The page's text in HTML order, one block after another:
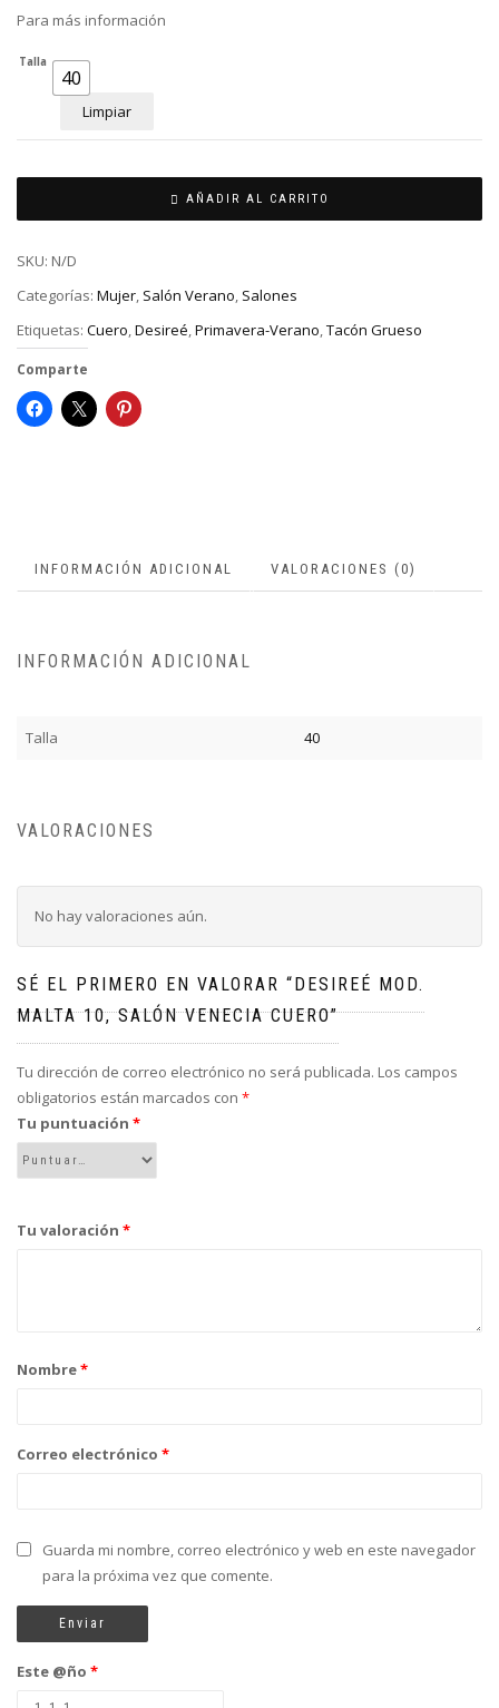
Para más información
Talla
40
Limpiar
AÑADIR AL CARRITO
SKU: N/D
Categorías: Mujer, Salón Verano, Salones
Etiquetas: Cuero,Desireé,Primavera-Verano,Tacón Grueso
Comparte
INFORMACIÓN ADICIONAL VALORACIONES (0)
INFORMACIÓN ADICIONAL
Talla 40
VALORACIONES
No hay valoraciones aún.
SÉ EL PRIMERO EN VALORAR “DESIREÉ MOD.
MALTA 10, SALÓN VENECIA CUERO”
Tu dirección de correo electrónico no será publicada. Los campos
obligatorios están marcados con *
Tu puntuación *
Tu valoración *
Nombre*
Correo electrónico *
Guarda mi nombre, correo electrónico y web en este navegador
para la próxima vez que comente.
Este @ño *